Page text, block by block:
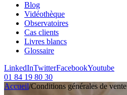
Blog
Vidéothèque
Observatoires
Cas clients
Livres blancs
Glossaire
LinkedInTwitterFacebookYoutube
01 84 19 80 30
Accueil/Conditions générales de vente